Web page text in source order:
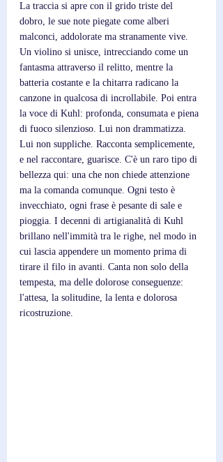
La traccia si apre con il grido triste del
dobro, le sue note piegate come alberi
malconci, addolorate ma stranamente vive.
Un violino si unisce, intrecciando come un
fantasma attraverso il relitto, mentre la
batteria costante e la chitarra radicano la
canzone in qualcosa di incrollabile. Poi entra
la voce di Kuhl: profonda, consumata e piena
di fuoco silenzioso. Lui non drammatizza.
Lui non suppliche. Racconta semplicemente,
e nel raccontare, guarisce. C'è un raro tipo di
bellezza qui: una che non chiede attenzione
ma la comanda comunque. Ogni testo è
invecchiato, ogni frase è pesante di sale e
pioggia. I decenni di artigianalità di Kuhl
brillano nell'immità tra le righe, nel modo in
cui lascia appendere un momento prima di
tirare il filo in avanti. Canta non solo della
tempesta, ma delle dolorose conseguenze:
l'attesa, la solitudine, la lenta e dolorosa
ricostruzione.